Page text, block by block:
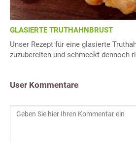
GLASIERTE TRUTHAHNBRUST
Unser Rezept für eine glasierte
zuzubereiten und schmeckt dennoch
User Kommentare